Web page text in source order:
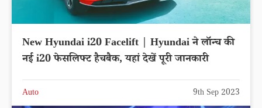
New Hyundai i20 Facelift | Hyundai ने लॉन्च की
नई i20 फेसलिफ्ट हैचबैक, यहां देखें पूरी जानकारी
Auto 9th Sep 2023